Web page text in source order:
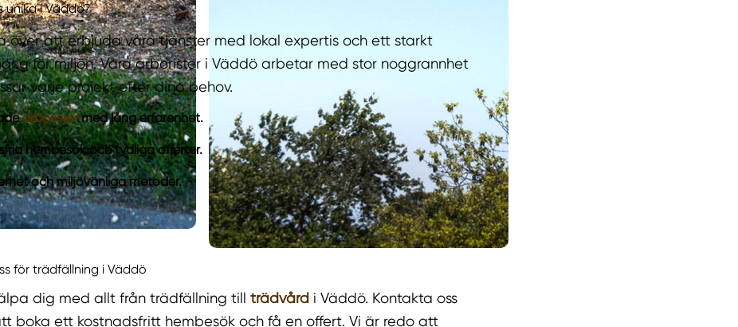
unika i Väddö?
över att erbjuda våra tjänster med lokal expertis och ett starkt
för miljön. Våra arborister i Väddö arbetar med stor noggrannhet
varje projekt efter dina behov.
arboristermed lång erfarenhet.
hembesök och tydliga offerter.
och miljövänliga metoder.
för trädfällning i Väddö
dig med allt från trädfällning till trädvård i Väddö. Kontakta oss
boka ett kostnadsfritt hembesök och få en offert. Vi är redo att